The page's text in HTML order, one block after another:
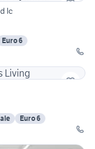
Ic
Euro 6
Euro 6